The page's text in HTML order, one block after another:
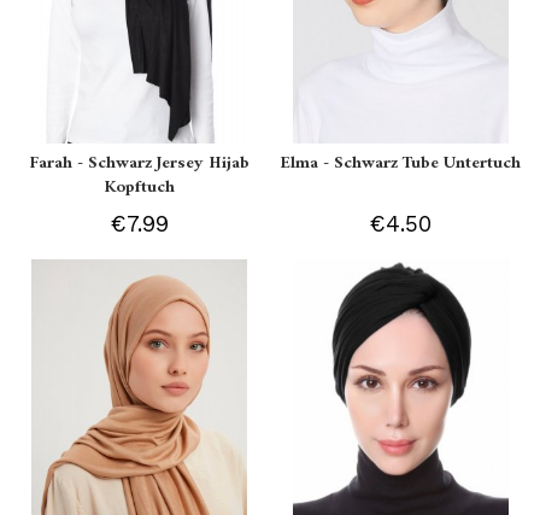
Farah - Schwarz Jersey Hijab
Kopftuch
€7.99
Elma - Schwarz Tube Untertuch
€4.50